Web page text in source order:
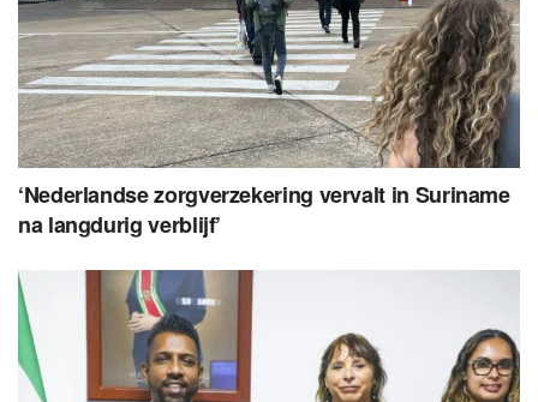
‘Nederlandse zorgverzekering vervalt in Suriname
na langdurig verblijf’